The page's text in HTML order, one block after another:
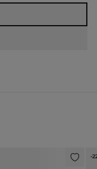
-